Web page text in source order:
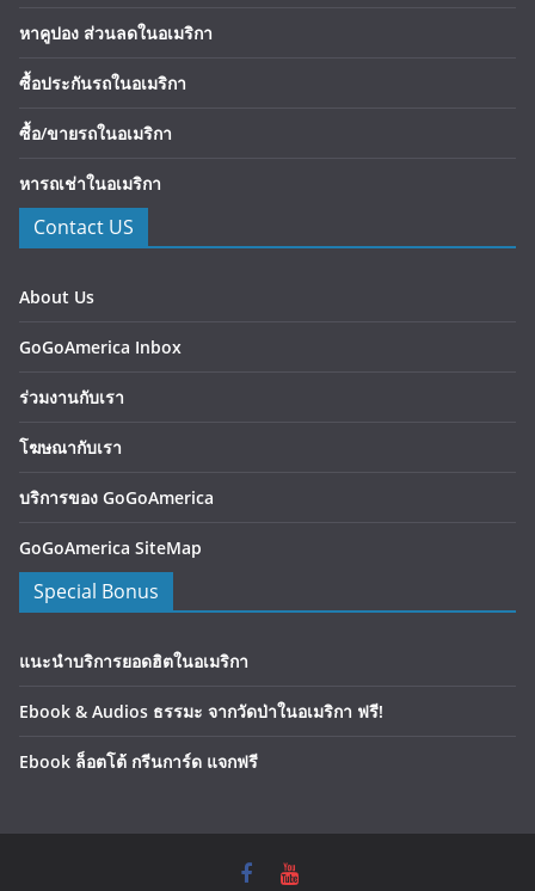
หาคูปอง ส่วนลดในอเมริกา
ซื้อประกันรถในอเมริกา
ซื้อ/ขายรถในอเมริกา
หารถเช่าในอเมริกา
Contact US
About Us
GoGoAmerica Inbox
ร่วมงานกับเรา
โฆษณากับเรา
บริการของ GoGoAmerica
GoGoAmerica SiteMap
Special Bonus
แนะนำบริการยอดฮิตในอเมริกา
Ebook & Audios ธรรมะ จากวัดป่าในอเมริกา ฟรี!
Ebook ล็อตโต้ กรีนการ์ด แจกฟรี